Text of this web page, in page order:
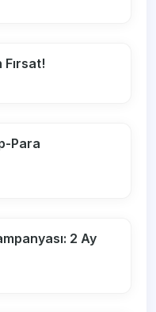
Para
2 Ay